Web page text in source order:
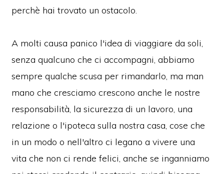
perchè hai trovato un ostacolo.
A molti causa panico l'idea di viaggiare da soli,
senza qualcuno che ci accompagni, abbiamo
sempre qualche scusa per rimandarlo, ma man
mano che cresciamo crescono anche le nostre
responsabilità, la sicurezza di un lavoro, una
relazione o l'ipoteca sulla nostra casa, cose che
in un modo o nell'altro ci legano a vivere una
vita che non ci rende felici, anche se inganniamo